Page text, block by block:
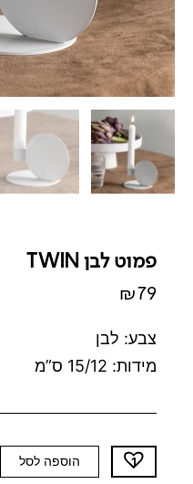
פמוט לבן TWIN
₪79
צבע: לבן
מידות: 15/12 ס”מ
כמות
של
הוספה לסל